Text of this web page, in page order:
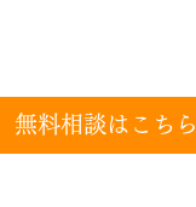
無料相談はこちら